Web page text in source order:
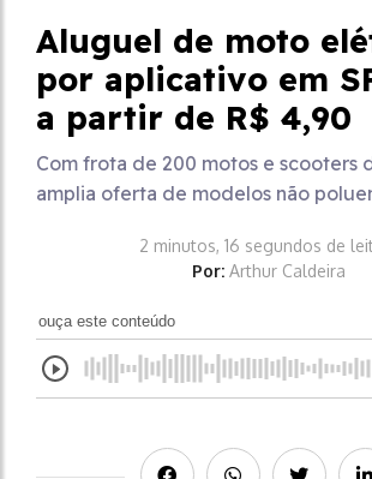
Aluguel de moto
por aplicativo em
a partir de R$ 4,90
Com frota de 200 motos e scooters
amplia oferta de modelos não
2 minutos, 16 segundos de
Por: Arthur Caldeira
ouça este conteúdo